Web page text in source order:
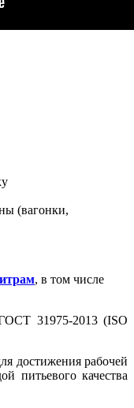
(вагонки,
, в том числе
31975-2013 (ISO
достижения рабочей
питьевого качества